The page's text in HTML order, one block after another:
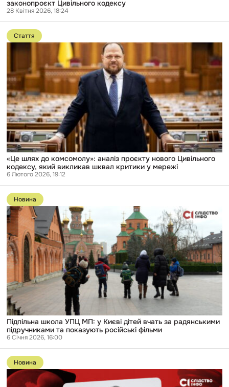
законопроєкт Цивільного кодексу
28 Квітня 2026, 18:24
Перейти
до
публікації
«Це
комсомолу»:
аналіз
проєкту
нового
Цивільного
кодексу,
який
викликав
шквал
критики
мережі
Стаття
«Це шлях до комсомолу»: аналіз проєкту нового Цивільного
кодексу, який викликав шквал критики у мережі
6 Лютого 2026, 19:12
Перейти
до
публікації
Підпільна
школа
МП:
Києві
дітей
вчать
за
радянськими
підручниками
та
показують
російські
фільми
Новина
Підпільна школа УПЦ МП: у Києві дітей вчать за радянськими
підручниками та показують російські фільми
6 Січня 2026, 16:00
Перейти
до
публікації
Суддя
Новина